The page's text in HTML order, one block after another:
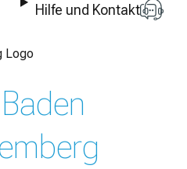
Hilfe und Kontakt